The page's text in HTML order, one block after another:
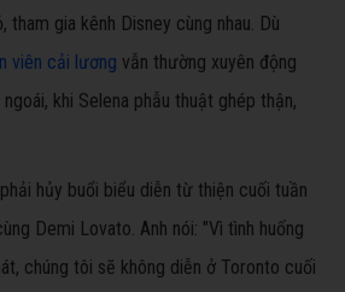
tham gia kênh Disney cùng nhau. Dù
viên cải lương vẫn thường xuyên động
khi Selena phẫu thuật ghép thận,
hủy buổi biểu diễn từ thiện cuối tuần
Demi Lovato. Anh nói: "Vì tình huống
chúng tôi sẽ không diễn ở Toronto cuối